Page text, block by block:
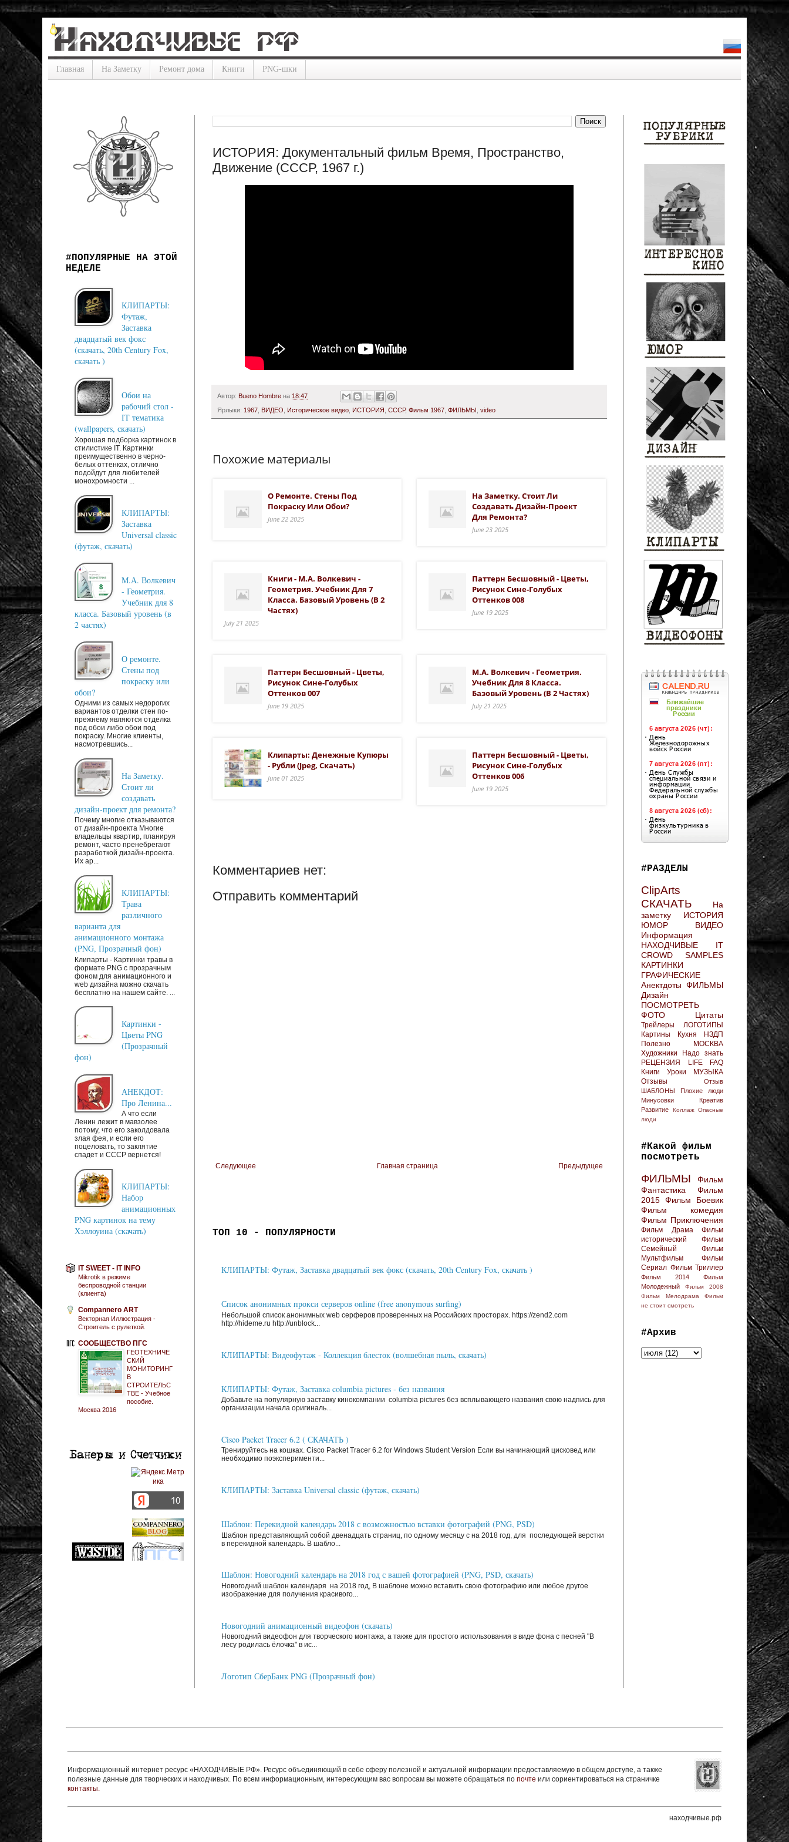
Главная На Заметку Ремонт дома Книги PNG-шки
ИСТОРИЯ: Документальный фильм Время, Пространство,
Движение (СССР, 1967 г.)
Автор: Bueno Hombre на 18:47
Ярлыки: 1967 ВИДЕО Историческое видео ИСТОРИЯ СССР, Фильм 1967 ФИЛЬМЫ video
Похожие материалы
О Ремонте. Стены Под
Покраску Или Обои?
June 22 2025
На Заметку. Стоит Ли
Создавать Дизайн-Проект
Для Ремонта?
June 23 2025
Книги - М.А. Волкевич -
Геометрия. Учебник Для 7
Класса. Базовый Уровень (в 2
Частях)
July 21 2025
Паттерн Бесшовный - Цветы,
Рисунок Сине-Голубых
Оттенков 008
June 19 2025
Паттерн Бесшовный - Цветы,
Рисунок Сине-Голубых
Оттенков 007
June 19 2025
М.А. Волкевич - Геометрия.
Учебник Для 8 Класса.
Базовый Уровень (в 2 Частях)
July 21 2025
Клипарты: Денежные Купюры
- Рубли (jpeg, Скачать)
June 01 2025
Паттерн Бесшовный - Цветы,
Рисунок Сине-Голубых
Оттенков 006
June 19 2025
Комментариев нет:
Отправить комментарий
Следующее Предыдущее
Главная страница
ТОП 10 - ПОПУЛЯРНОСТИ
КЛИПАРТЫ: Футаж, Заставка двадцатый век фокс (скачать, 20th Century Fox, скачать )
Список анонимных прокси серверов online (free anonymous surfing)
Небольшой список анонимных web серферов проверенных на Российских просторах. https://zend2.com
http://hideme.ru http://unblock...
КЛИПАРТЫ: Видеофутаж - Коллекция блесток (волшебная пыль, скачать)
КЛИПАРТЫ: Футаж, Заставка columbia pictures - без названия
Добавьте на популярную заставку кинокомпании columbia pictures без всплывающего названия свою надпись для
организации начала оригиналь...
Cisco Packet Tracer 6.2 ( СКАЧАТЬ )
Тренируйтесь на кошках. Cisco Packet Tracer 6.2 for Windows Student Version Если вы начинающий цисковед или
необходимо поэксперименти...
КЛИПАРТЫ: Заставка Universal classic (футаж, скачать)
Шаблон: Перекидной календарь 2018 с возможностью вставки фотографий (PNG, PSD)
Шаблон представляющий собой двенадцать страниц, по одному месяцу с на 2018 год, для последующей верстки
в перекидной календарь. В шабло...
Шаблон: Новогодний календарь на 2018 год с вашей фотографией (PNG, PSD, скачать)
Новогодний шаблон календаря на 2018 год, В шаблоне можно вставить свою фотографию или любое другое
изображение для получения красивого...
Новогодний анимационный видеофон (скачать)
Новогодний видеофон для творческого монтажа, а также для простого использования в виде фона с песней "В
лесу родилась ёлочка" в ис...
Логотип СберБанк PNG (Прозрачный фон)
#ПОПУЛЯРНЫЕ НА ЭТОЙ
НЕДЕЛЕ
КЛИПАРТЫ:
Футаж,
Заставка
двадцатый век фокс
(скачать, 20th Century Fox,
скачать )
Обои на
рабочий стол -
IT тематика
(wallpapers, скачать)
Хорошая подборка картинок в
стилистике IT. Картинки
преимущественно в черно-
белых оттенках, отлично
подойдут для любителей
монохромности ...
КЛИПАРТЫ:
Заставка
Universal classic
(футаж, скачать)
М.А. Волкевич
- Геометрия.
Учебник для 8
класса. Базовый уровень (в
2 частях)
О ремонте.
Стены под
покраску или
обои?
Одними из самых недорогих
вариантов отделки стен по-
прежнему являются отделка
под обои либо обои под
покраску. Многие клиенты,
насмотревшись...
На Заметку.
Стоит ли
создавать
дизайн-проект для ремонта?
Почему многие отказываются
от дизайн-проекта Многие
владельцы квартир, планируя
ремонт, часто пренебрегают
разработкой дизайн-проекта.
Их ар...
КЛИПАРТЫ:
Трава
различного
варианта для
анимационного монтажа
(PNG, Прозрачный фон)
Клипарты - Картинки травы в
формате PNG с прозрачным
фоном для анимационного и
web дизайна можно скачать
бесплатно на нашем сайте. ...
Картинки -
Цветы PNG
(Прозрачный
фон)
АНЕКДОТ:
Про Ленина...
А что если
Ленин лежит в мавзолее
потому, что его заколдовала
злая фея, и если его
поцеловать, то заклятие
спадет и СССР вернется!
КЛИПАРТЫ:
Набор
анимационных
PNG картинок на тему
Хэллоуина (скачать)
IT SWEET - IT INFO
Mikrotik в режиме
беспроводной станции
(клиента)
Compannero ART
Векторная Иллюстрация -
Строитель с рулеткой.
СООБЩЕСТВО ПГС
ГЕОТЕХНИЧЕ
СКИЙ
МОНИТОРИНГ
В
СТРОИТЕЛЬС
ТВЕ - Учебное
пособие.
Москва 2016
#РАЗДЕЛЫ
ClipArts
СКАЧАТЬ
На
заметку
ИСТОРИЯ
ЮМОР
ВИДЕО
Информация
НАХОДЧИВЫЕ
IT
CROWD
SAMPLES
КАРТИНКИ
ГРАФИЧЕСКИЕ
Анектдоты ФИЛЬМЫ
Дизайн
ПОСМОТРЕТЬ
ФОТО
Цитаты
Трейлеры
ЛОГОТИПЫ
Картины
Кухня
НЗДП
Полезно
МОСКВА
Художники
Надо знать
РЕЦЕНЗИЯ
LIFE FAQ
Книги
Уроки
МУЗЫКА
Отзывы
Отзыв
ШАБЛОНЫ
Плохие люди
Минусовки
Креатив
Развитие
Коллаж Опасные
люди
#Какой фильм
посмотреть
ФИЛЬМЫ
Фильм
Фантастика
Фильм
2015 Фильм Боевик
Фильм комедия
Фильм Приключения
Фильм Драма
Фильм
исторический
Фильм
Семейный
Фильм
Мультфильм
Фильм
Сериал Фильм Триллер
Фильм 2014
Фильм
Молодежный
Фильм 2008
Фильм Мелодрама
Фильм
не стоит смотреть
#Архив
Информационный интернет ресурс «НАХОДЧИВЫЕ РФ». Ресурс объединяющий в себе сферу полезной и актуальной информации предоставляемую в общем доступе, а также
полезные данные для творческих и находчивых. По всем информационным, интересующим вас вопросам вы можете обращаться по почте или сориентироваться на страничке
контакты.
находчивые.рф